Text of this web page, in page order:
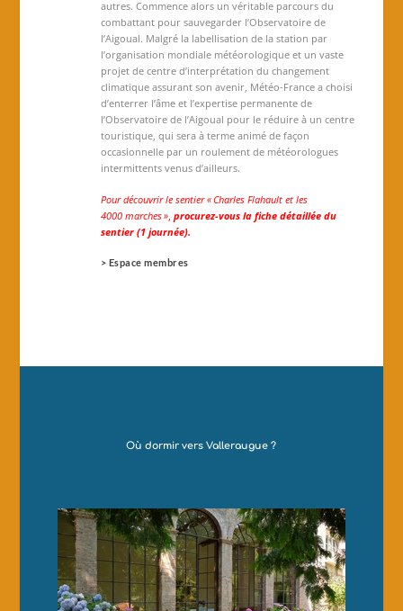
autres. Commence alors un véritable parcours du
combattant pour sauvegarder l’Observatoire de
l’Aigoual. Malgré la labellisation de la station par
l’organisation mondiale météorologique et un vaste
projet de centre d’interprétation du changement
climatique assurant son avenir, Météo-France a choisi
d’enterrer l’âme et l’expertise permanente de
l’Observatoire de l’Aigoual pour le réduire à un centre
touristique, qui sera à terme animé de façon
occasionnelle par un roulement de météorologues
intermittents venus d’ailleurs.
Pour découvrir le sentier « Charles Flahault et les
4000 marches », procurez-vous la fiche détaillée du
sentier (1 journée).
> Espace membres
Où dormir vers Valleraugue ?